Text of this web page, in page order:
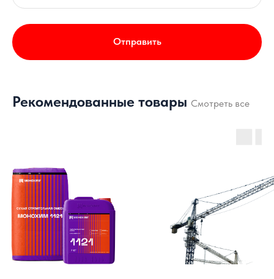
Отправить
Рекомендованные товары Смотреть все